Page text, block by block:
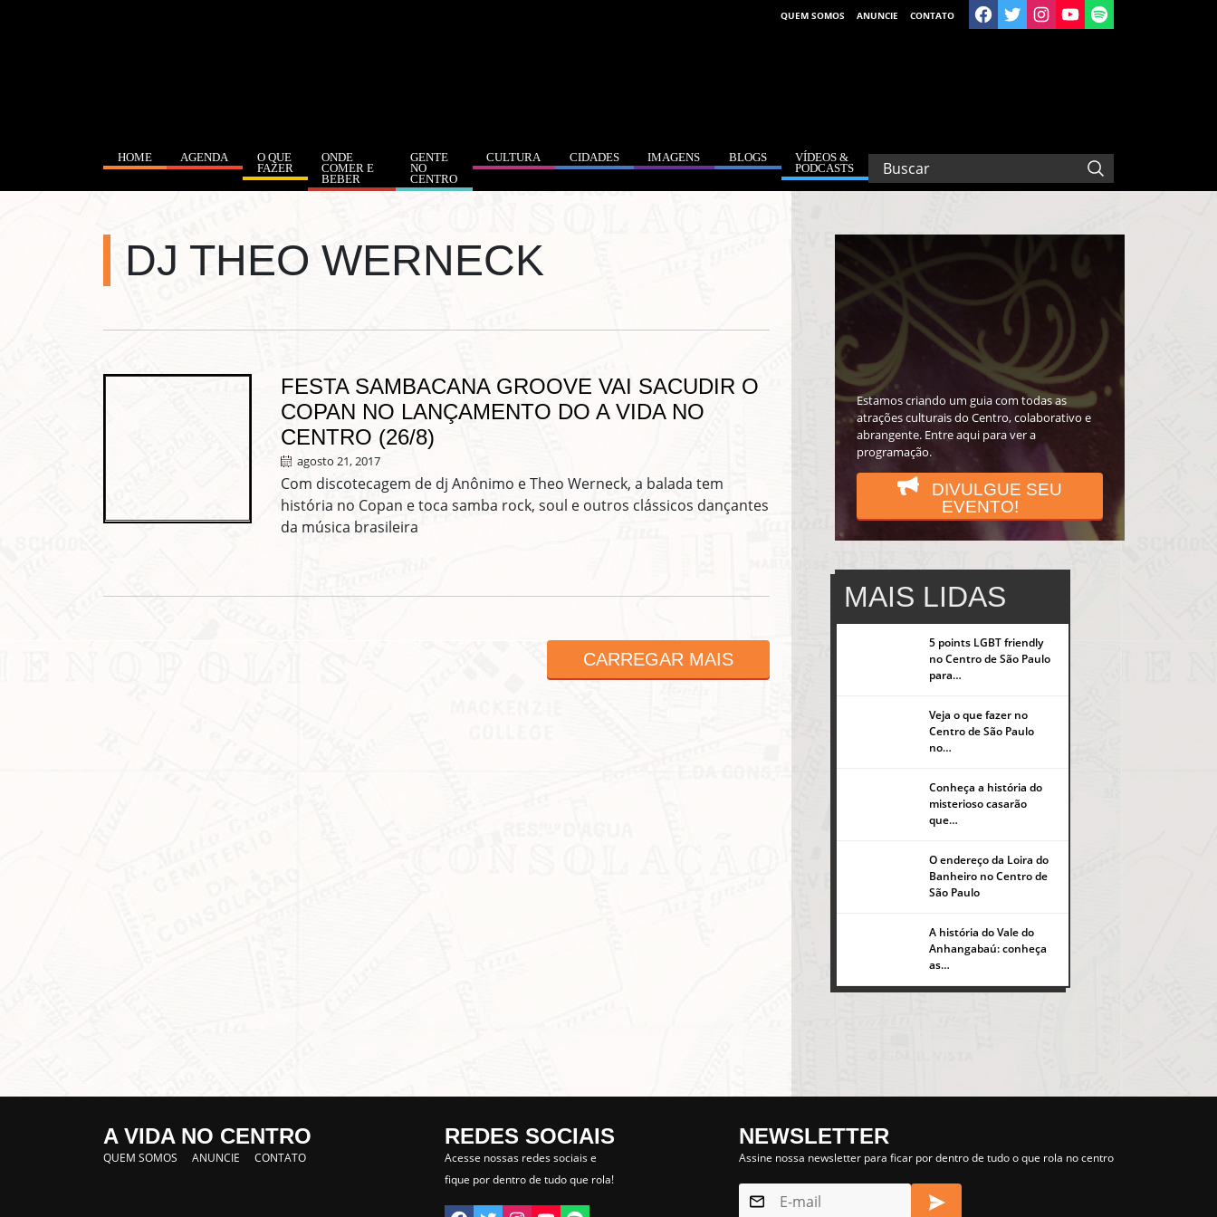
QUEM SOMOS ANUNCIE CONTATO
HOME AGENDA
O QUE
FAZER
ONDE
COMER E
BEBER
GENTE
NO
CENTRO
CULTURA CIDADES IMAGENS BLOGS
VÍDEOS &
PODCASTS
DJ THEO WERNECK
FESTA SAMBACANA GROOVE VAI SACUDIR O
COPAN NO LANÇAMENTO DO A VIDA NO
CENTRO (26/8)
agosto 21, 2017
Com discotecagem de dj Anônimo e Theo Werneck, a balada tem
história no Copan e toca samba rock, soul e outros clássicos dançantes
da música brasileira
CARREGAR MAIS
Estamos criando um guia com todas as
atrações culturais do Centro, colaborativo e
abrangente. Entre aqui para ver a
programação.
DIVULGUE SEU
EVENTO!
MAIS LIDAS
5 points LGBT friendly
no Centro de São Paulo
para…
Veja o que fazer no
Centro de São Paulo
no…
Conheça a história do
misterioso casarão
que…
O endereço da Loira do
Banheiro no Centro de
São Paulo
A história do Vale do
Anhangabaú: conheça
as…
A VIDA NO CENTRO
QUEM SOMOS ANUNCIE CONTATO
REDES SOCIAIS
Acesse nossas redes sociais e
fique por dentro de tudo que rola!
NEWSLETTER
Assine nossa newsletter para ficar por dentro de tudo o que rola no centro
NOSSA NEWSLETTER!
Clique no botão abaixo para receber notícias sobre o centro de São Paulo no seu
Lorem ipsum dolor sit amet, consectetur adipisicing elit. Autem assumenda labore quia nobis nihil tempora
praesentium distinctio, id, quibusdam est.